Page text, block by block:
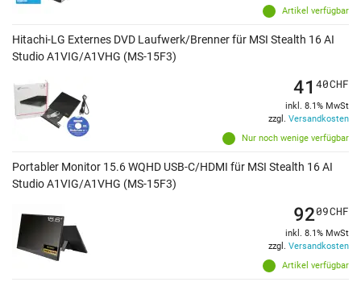
Artikel verfügbar
Hitachi-LG Externes DVD Laufwerk/Brenner für MSI Stealth 16 AI
Studio A1VIG/A1VHG (MS-15F3)
Nur noch wenige verfügbar
41 40CHF
inkl. 8.1% MwSt
zzgl. Versandkosten
Portabler Monitor 15.6 WQHD USB-C/HDMI für MSI Stealth 16 AI
Studio A1VIG/A1VHG (MS-15F3)
Artikel verfügbar
9209CHF
inkl. 8.1% MwSt
zzgl. Versandkosten